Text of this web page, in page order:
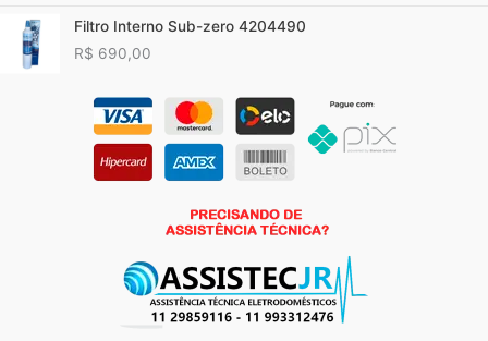
Filtro Interno Sub-zero 4204490
R$ 690,00